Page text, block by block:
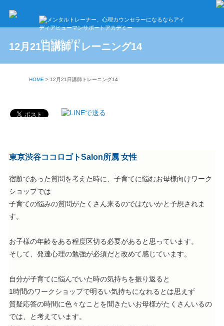
03-5766-4747
12月21日講師トレーニング14
HOME > 12月21日講師トレーニング14
東京渋谷ココロゴトSalon所属 女性
宿題であった質問を考えた時に、子育てに悩むお母様向けワーク
ショップでは
子育ての悩みの質問がたくさん来るのではないかと予想されま
す。
お子様の年齢をある程度区切る必要があると思っています。
そして、発達心理の勉強が必須だと改めて感じています。
自分が子育てに悩んでいた時の気持ちを振り返ると
1時間のワークショップで明るい気持ちになれるとは思えず
質疑応答の時間に色々なことを聞きたいお母様がたくさんいるの
では、と考えています。